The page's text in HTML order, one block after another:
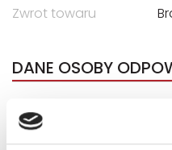
Zwrot towaru
DANE OSOBY
Ulica